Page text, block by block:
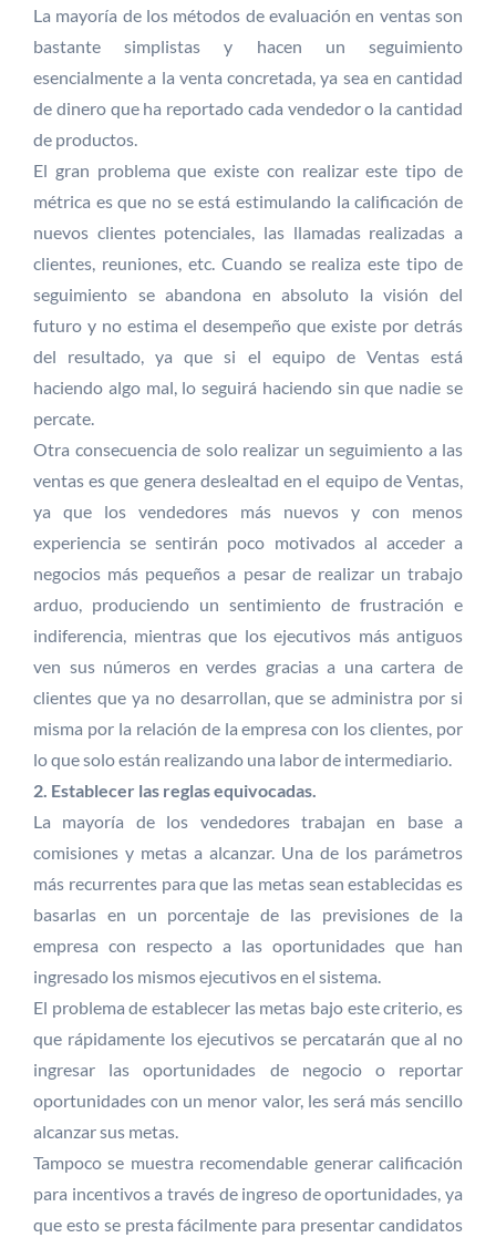
La mayoría de los métodos de evaluación en ventas son
bastante simplistas y hacen un seguimiento
esencialmente a la venta concretada, ya sea en cantidad
de dinero que ha reportado cada vendedor o la cantidad
de productos.
El gran problema que existe con realizar este tipo de
métrica es que no se está estimulando la calificación de
nuevos clientes potenciales, las llamadas realizadas a
clientes, reuniones, etc. Cuando se realiza este tipo de
seguimiento se abandona en absoluto la visión del
futuro y no estima el desempeño que existe por detrás
del resultado, ya que si el equipo de Ventas está
haciendo algo mal, lo seguirá haciendo sin que nadie se
percate.
Otra consecuencia de solo realizar un seguimiento a las
ventas es que genera deslealtad en el equipo de Ventas,
ya que los vendedores más nuevos y con menos
experiencia se sentirán poco motivados al acceder a
negocios más pequeños a pesar de realizar un trabajo
arduo, produciendo un sentimiento de frustración e
indiferencia, mientras que los ejecutivos más antiguos
ven sus números en verdes gracias a una cartera de
clientes que ya no desarrollan, que se administra por si
misma por la relación de la empresa con los clientes, por
lo que solo están realizando una labor de intermediario.
2. Establecer las reglas equivocadas.
La mayoría de los vendedores trabajan en base a
comisiones y metas a alcanzar. Una de los parámetros
más recurrentes para que las metas sean establecidas es
basarlas en un porcentaje de las previsiones de la
empresa con respecto a las oportunidades que han
ingresado los mismos ejecutivos en el sistema.
El problema de establecer las metas bajo este criterio, es
que rápidamente los ejecutivos se percatarán que al no
ingresar las oportunidades de negocio o reportar
oportunidades con un menor valor, les será más sencillo
alcanzar sus metas.
Tampoco se muestra recomendable generar calificación
para incentivos a través de ingreso de oportunidades, ya
que esto se presta fácilmente para presentar candidatos